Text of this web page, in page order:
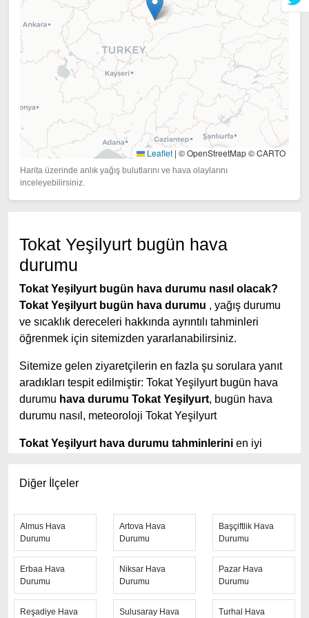
Leaflet | © OpenStreetMap © CARTO
Harita üzerinde anlık yağış bulutlarını ve hava olaylarını
inceleyebilirsiniz.
Tokat Yeşilyurt bugün hava
durumu
Tokat Yeşilyurt bugün hava durumu nasıl olacak?
Tokat Yeşilyurt bugün hava durumu , yağış durumu
ve sıcaklık dereceleri hakkında ayrıntılı tahminleri
öğrenmek için sitemizden yararlanabilirsiniz.
Sitemize gelen ziyaretçilerin en fazla şu sorulara yanıt
aradıkları tespit edilmiştir: Tokat Yeşilyurt bugün hava
durumu hava durumu Tokat Yeşilyurt, bugün hava
durumu nasıl, meteoroloji Tokat Yeşilyurt
Tokat Yeşilyurt hava durumu tahminlerini en iyi
durumu
tahminlerini haftalık, aylık ve saatlik hava
durumu olarak ziyaretçilerine aktarıyor. Hava durumu 7
kadar uzatılmış hava tahminleri ile tahminlerinin
yanında daha fazla ayrıntının yer aldığı saatlik hava
durumu tahminlerini bulabilirsiniz. Bu sitede yer alan
geniş tahmin süreleri, kolay ve anlaşılır görseller ile
ziyaretçilerine kaliteli hizmet sunuyor. Ayrıca sitede
güncel Türkiye uydu radar görüntüleri ile bulutların
Diğer İlçeler
Almus Hava
Durumu
Artova Hava
Durumu
Başçiftlik Hava
Durumu
Erbaa Hava
Durumu
Niksar Hava
Durumu
Pazar Hava
Durumu
Reşadiye Hava
Sulusaray Hava
Turhal Hava